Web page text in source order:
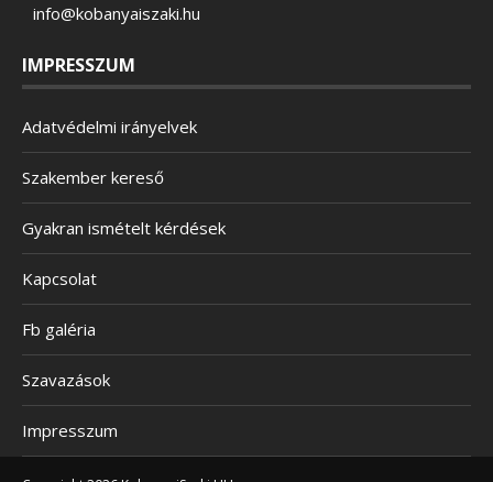
info@kobanyaiszaki.hu
IMPRESSZUM
Adatvédelmi irányelvek
Szakember kereső
Gyakran ismételt kérdések
Kapcsolat
Fb galéria
Szavazások
Impresszum